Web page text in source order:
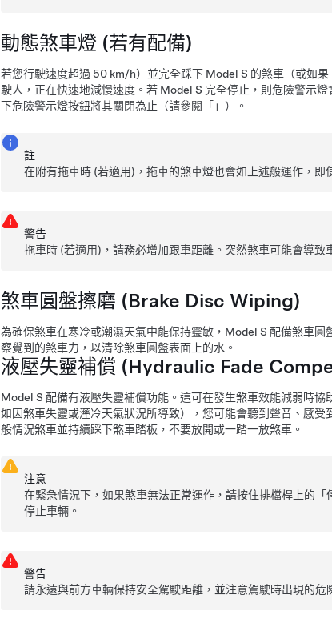
動態煞車燈 (若有配備)
若您行駛速度超過 50 km/h）並完全踩下 Model S 的煞車 （或如
駛人，正在快速地減慢速度。若 Model S 完全停止，則危險警示
下危險警示燈按鈕將其關閉為止（請參閱「」）。
註
在附有拖車時 (若適用)，拖車的煞車燈也會如上述般運作，即
警告
拖車時 (若適用)，請務必增加跟車距離。突然煞車可能會導
煞車圓盤擦磨 (Brake Disc Wiping)
為確保煞車在寒冷或潮濕天氣中能保持靈敏， Model S 配備煞車圓
察覺到的煞車力，以清除煞車圓盤表面上的水。
液壓失靈補償 (Hydraulic Fade
Model S 配備有液壓失靈補償功能。這可在發生煞車效能減弱時
如因煞車失靈或溼冷天氣狀況所導致），您可能會聽到聲音、 感受
般情況煞車並持續踩下煞車踏板，不要放開或一踏一放煞車。
注意
在緊急情況下，如果煞車無法正常運作，請按住排檔桿上的「
停止車輛。
警告
請永遠與前方車輛保持安全駕駛距離，並注意駕駛時出現的